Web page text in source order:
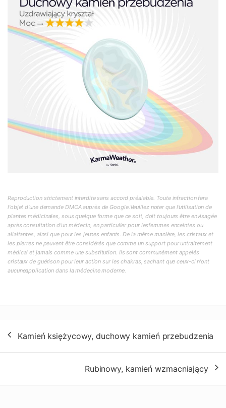
Reproduction strictement interdite sans accord préalable. Toute infraction fera
l'objet d'une demande DMCA auprès de Google.Veuillez noter que l'utilisation de
plantes médicinales, sous quelque forme que ce soit, doit toujours être envisagée
après consultation d'un médecin, en particulier pour lesfemmes enceintes ou
allaitantes, ainsi que pour les jeunes enfants. De la même manière, les cristaux et
les pierres ne peuvent être considérés que comme un support pour untraitement
médical et jamais comme une substitution. Ils sont communément appelés
cristaux de guérison pour leur action sur les chakras, sachant que ceux-ci n'ont
aucuneapplication dans la médecine moderne.
wpisuKamień księżycowy, duchowy kamień przebudzenia
Rubinowy, kamień wzmacniający